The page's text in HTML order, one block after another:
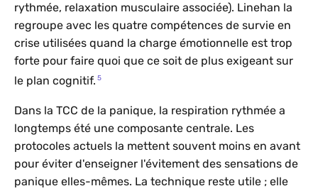
rythmée, relaxation musculaire associée). Linehan la
regroupe avec les quatre compétences de survie en
crise utilisées quand la charge émotionnelle est trop
forte pour faire quoi que ce soit de plus exigeant sur
le plan cognitif. 5
Dans la TCC de la panique, la respiration rythmée a
longtemps été une composante centrale. Les
protocoles actuels la mettent souvent moins en avant
pour éviter d'enseigner l'évitement des sensations de
panique elles-mêmes. La technique reste utile ; elle